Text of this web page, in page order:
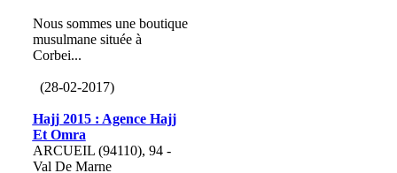
Nous sommes une boutique
musulmane située à
Corbei...
(28-02-2017)
Hajj 2015 : Agence Hajj
Et Omra
ARCUEIL (94110), 94 -
Val De Marne